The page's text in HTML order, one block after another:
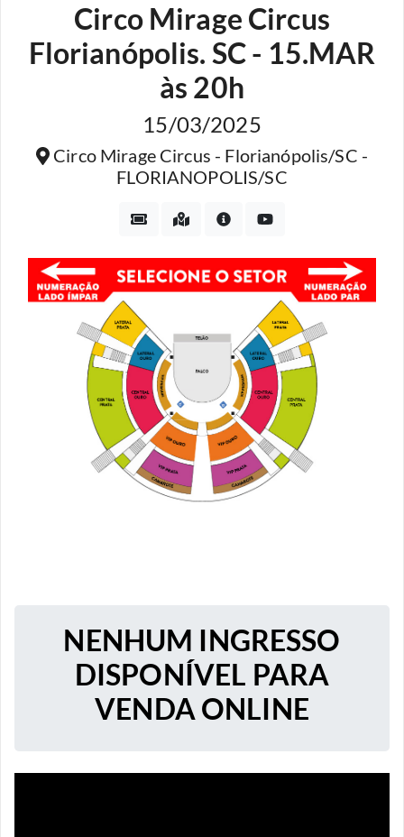
Circo Mirage Circus
Florianópolis. SC - 15.MAR
às 20h
15/03/2025
Circo Mirage Circus - Florianópolis/SC -
FLORIANOPOLIS/SC
NENHUM INGRESSO
DISPONÍVEL PARA
VENDA ONLINE